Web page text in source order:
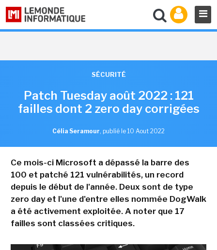
SÉCURITÉ
Patch Tuesday août 2022 : 121
failles dont 2 zero day corrigées
Célia Seramour, publié le 10 Aout 2022
Ce mois-ci Microsoft a dépassé la barre des
100 et patché 121 vulnérabilités, un record
depuis le début de l'année. Deux sont de type
zero day et l'une d'entre elles nommée DogWalk
a été activement exploitée. A noter que 17
failles sont classées critiques.